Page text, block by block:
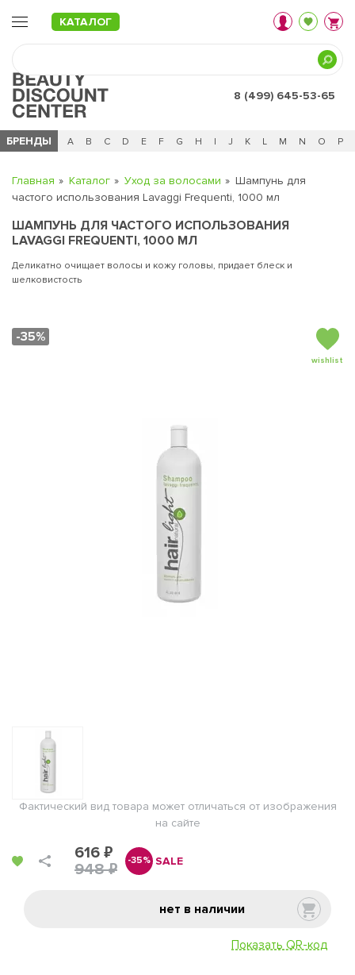
КАТАЛОГ
8 (499) 645-53-65
БРЕНДЫ
Ч 0 - 9 A B C D E F G H I J K L M N O P
Главная Каталог Уход за волосами
Шампунь для
частого использования Lavaggi Frequenti, 1000 мл
ШАМПУНЬ ДЛЯ ЧАСТОГО ИСПОЛЬЗОВАНИЯ
LAVAGGI FREQUENTI, 1000 МЛ
Деликатно очищает волосы и кожу головы, придает блеск и
шелковистость
-35%
wishlist
Фактический вид товара может отличаться от изображения
на сайте
616 ₽
948 ₽
-35% SALE
нет в наличии
Показать QR-код